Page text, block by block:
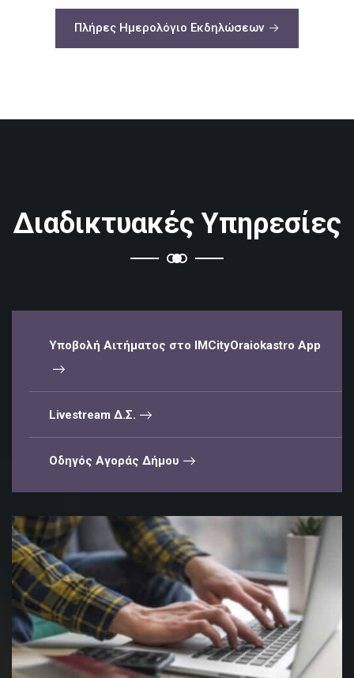
Πλήρες Ημερολόγιο Εκδηλώσεων
Διαδικτυακές Υπηρεσίες
Υποβολή Αιτήματος στο IMCityOraiokastro App
Livestream Δ.Σ.
Οδηγός Αγοράς Δήμου